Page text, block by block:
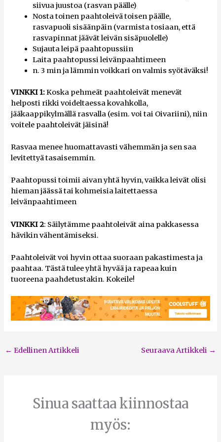
siivua juustoa (rasvan päälle)
Nosta toinen paahtoleivä toisen päälle,
rasvapuoli sisäänpäin (varmista tosiaan, että
rasvapinnat jäävät leivän sisäpuolelle)
Sujauta leipä paahtopussiin
Laita paahtopussi leivänpaahtimeen
n. 3 min ja lämmin voikkari on valmis syötäväksi!
VINKKI1:Koska pehmeät paahtoleivät menevät
helposti rikki voideltaessa kovahkolla,
jääkaappikylmällä rasvalla (esim. voi tai Oivariini), niin
voitele paahtoleivät jäisinä!
Rasvaa menee huomattavasti vähemmän ja sen saa
levitettyä tasaisemmin.
Paahtopussi toimii aivan yhtä hyvin, vaikka leivät olisi
hieman jäässä tai kohmeisia laitettaessa
leivänpaahtimeen
VINKKI 2: Säilytämme paahtoleivät aina pakkasessa
hävikin vähentämiseksi.
Paahtoleivät voi hyvin ottaa suoraan pakastimesta ja
paahtaa. Tästä tulee yhtä hyvää ja rapeaa kuin
tuoreena paahdetustakin. Kokeile!
← Edellinen Artikkeli Seuraava Artikkeli →
Sinua saattaa kiinnostaa
myös: